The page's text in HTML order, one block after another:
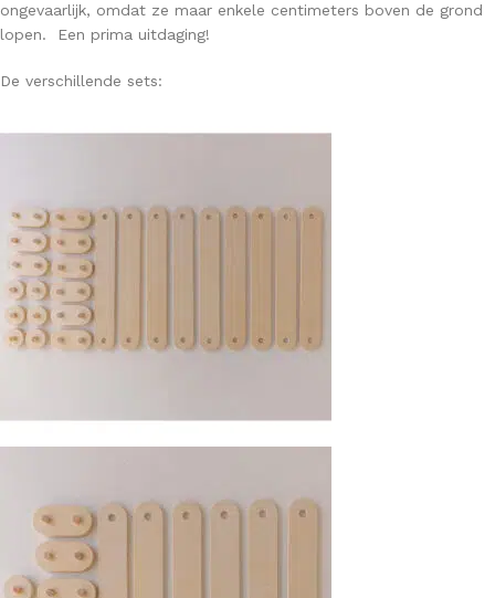
ongevaarlijk, omdat ze maar enkele centimeters boven de grond
lopen. Een prima uitdaging!
De verschillende sets: